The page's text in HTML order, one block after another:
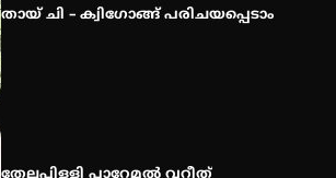
സ്വദേശി ആതിര എം കെ യുടെ
നേട്ടം പ്രതിസന്ധികളോട് പൊരുതി
തായ് ചി – ക്വിഗോങ്ങ് പരിചയപ്പെടാം
തേലപ്പിളളി പാറേമൽ വറീത്